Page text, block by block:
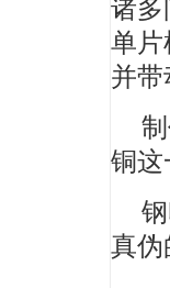
单
并带
铜这
真